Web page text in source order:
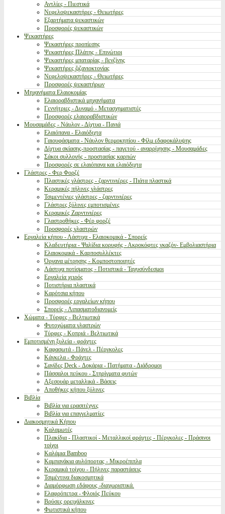
Αντλίες - Πιεστικά
Νεφελοψεκαστήρες - Θειωτήρες
Εξαρτήματα ψεκαστικών
Προσφορές ψεκαστικών
Ψεκαστήρες
Ψεκαστήρες προπίεσης
Ψεκαστήρες Πλάτης - Επινώτιοι
Ψεκαστήρες μπαταρίας - βενζίνης
Ψεκαστήρες ζιζανιοκτονίας
Νεφελοψεκαστήρες - Θειωτήρες
Προσφορές ψεκαστήρων
Μηχανήματα Ελαιοκομίας
Ελαιοραβδιστικά μηχανήματα
Γεννήτριες - Δυναμό - Μετασχηματιστές
Προσφορές ελαιοραβδιστικών
Μουσαμάδες - Νάυλον - Δίχτυα - Πανιά
Ελαιόπανα - Ελαιόδιχτα
Γαιουφάσματα - Νάυλον θερμοκηπίου - Φίλμ εδαφοκάλυψης
Δίχτυα σκίασης-προστασίας - παγετού - αναρρίχησης - Μουσαμάδες
Σάκοι συλλογής - προστασίας καρπών
Προσφορές σε ελαιόπανα και ελαιόδιχτα
Γλάστρες - Φερ Φορζέ
Πλαστικές γλάστρες - ζαρντινιέρες - Πιάτα πλαστικά
Κεραμικές πήλινες γλάστρες
Τσιμεντένιες γλάστρες - ζαρντινιέρες
Γλάστρες ξύλινες εμποτισμένες
Κεραμικές Ζαρντινιέρες
Γλαστροθήκες - Φέρ φορζέ
Προσφορές γλαστρών
Εργαλεία κήπου - Λάστιχα - Ελαιοκομικά - Σπορείς
Κλαδευτήρια - Ψαλίδια κορυφής - Ακροκόφτες γκαζόν- Εμβολιαστήρια
Ελαιοκομικά - Καρποσυλλέκτες
Όργανα μέτρησης - Κομποστοποιητές
Λάστιχα ποτίσματος - Ποτιστικά - Ταχυσύνδεσμοι
Εργαλεία χειρός
Ποτιστήρια πλαστικά
Καρότσια κήπου
Προσφορές εργαλείων κήπου
Σπορείς - Λιπασματοδιανομείς
Χώματα - Τύρφες - Βελτιωτικά
Φυτοχώματα γλαστρών
Τύρφες - Κοπριά - Βελτιωτικά
Εμποτισμένη ξυλεία - φράχτες
Καφασωτά - Πάνελ - Πέργκολες
Κάγκελα - Φράχτες
Σανίδες Deck - Δοκάρια - Πατήματα - Διάδρομοι
Πάσσαλοι πεύκου - Στηρίγματα φυτών
Αξεσουάρ μεταλλικά - Βάσεις
Αποθήκες κήπου ξύλινες
Βιβλία
Βιβλία για ερασιτέχνες
Βιβλία για επαγγελματίες
Διακοσμητικά Κήπου
Καλαμωτές
Πλακίδια - Πλαστικοί - Μεταλλικοί φράχτες - Πέργκολες - Πράσινοι
τοίχοι
Καλάμια Bamboo
Καμπανάκια αυλόπορτας - Μικροέπιπλα
Κεραμικά τοίχου - Πήλινες παραστάσεις
Τσιμέντινα διακοσμητικά
Διαμόρφωση εδάφους -διαχωριστικά.
Ελαφρόπετρα - Φλοιός Πεύκου
Βρύσες ορειχάλκινες
Φωτιστικά κήπου